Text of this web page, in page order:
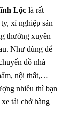
Lộc là rất
xí nghiệp sản
thường xuyên
Như dùng để
đồ nhà
nội thất,…
nhiều thì bạn
tải chở hàng